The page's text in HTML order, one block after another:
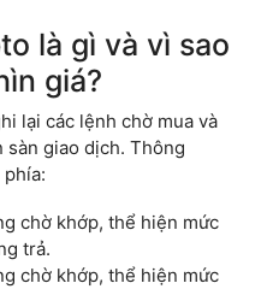
là gì và vì sao
giá?
lại các lệnh chờ mua và
sàn giao dịch. Thông
chờ khớp, thể hiện mức
trả.
chờ khớp, thể hiện mức